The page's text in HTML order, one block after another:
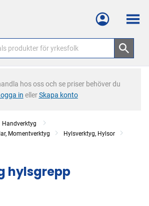
Meny
hos oss och se priser behöver du
in ellerSkapa konto
Handverktyg
Momentverktyg
Hylsverktyg, Hylsor
hylsgrepp